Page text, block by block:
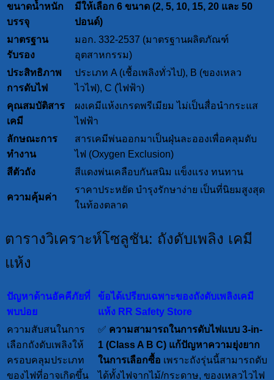
ขนาดน้ำหนัก
บรรจุ
มีให้เลือก 6 ขนาด (2, 5, 10, 15, 20 และ 50
ปอนด์)
มาตรฐาน
รับรอง
มอก. 332-2537 (มาตรฐานผลิตภัณฑ์
อุตสาหกรรม)
ประสิทธิภาพ
การดับไฟ
ประเภท A (เชื้อเพลิงทั่วไป), B (ของเหลว
ไวไฟ), C (ไฟฟ้า)
คุณสมบัติสาร
เคมี
ผงเคมีแห้งเกรดพรีเมียม ไม่เป็นสื่อนำกระแส
ไฟฟ้า
ลักษณะการ
ทำงาน
สารเคมีพ่นออกมาเป็นฝุ่นละอองเพื่อคลุมดับ
ไฟ (Oxygen Exclusion)
สีตัวถัง
สีแดงพ่นเคลือบกันสนิม แข็งแรง ทนทาน
ความคุ้มค่า
ราคาประหยัด บำรุงรักษาง่าย เป็นที่นิยมสูงสุด
ในท้องตลาด
ตารางวิเคราะห์โซลูชัน: ถังดับเพลิง เคมี
แห้ง
ปัญหาด้านอัคคีภัยที่
พบบ่อย
ข้อได้เปรียบเฉพาะของถังดับเพลิงเคมี
แห้ง RR Safety Store
ความสับสนในการ
เลือกถังดับเพลิงให้
ครอบคลุมประเภท
ของไฟที่อาจเกิดขึ้น
✅ ความสามารถในการดับไฟแบบ 3-in-
1 (Class A B C) แก้ปัญหาความยุ่งยาก
ในการเลือกซื้อ เพราะถังรุ่นนี้สามารถดับ
ได้ทั้งไฟจากไม้/กระดาษ, ของเหลวไวไฟ